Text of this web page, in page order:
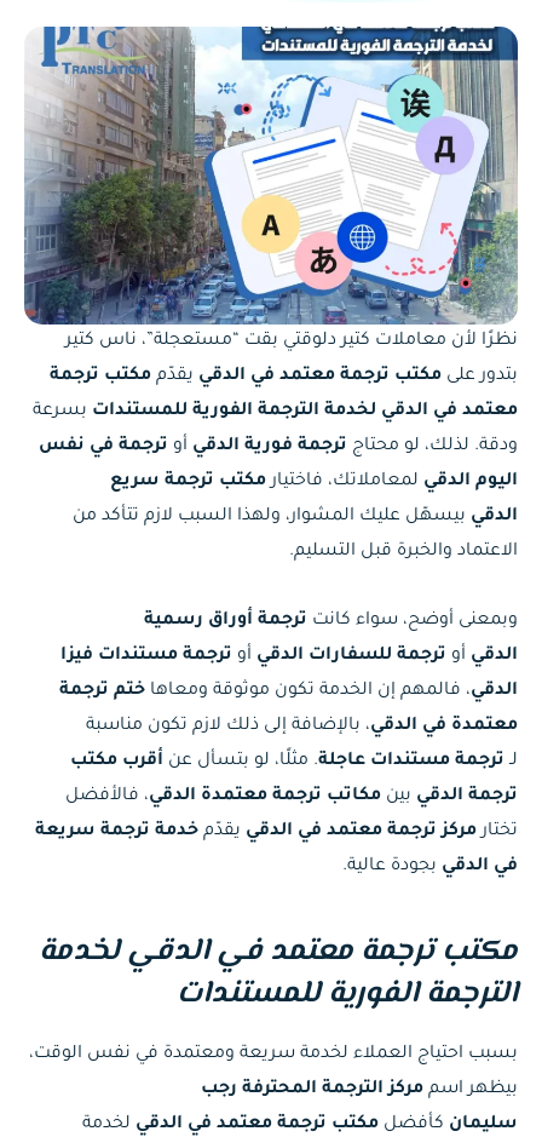
نظرًا لأن معاملات كتير دلوقتي بقت “مستعجلة”، ناس كتير
بتدور على مكتب ترجمة معتمد في الدقي يقدّم مكتب ترجمة
معتمد في الدقي لخدمة الترجمة الفورية للمستندات بسرعة
ودقة. لذلك، لو محتاج ترجمة فورية الدقي أو ترجمة في نفس
اليوم الدقي لمعاملاتك، فاختيارمكتب ترجمة سريع
الدقي بيسهّل عليك المشوار، ولهذا السبب لازم تتأكد من
الاعتماد والخبرة قبل التسليم.
وبمعنى أوضح، سواء كانت ترجمة أوراق رسمية
الدقي أو ترجمة للسفارات الدقي أو ترجمة مستندات فيزا
الدقي، فالمهم إن الخدمة تكون موثوقة ومعاها ختم ترجمة
معتمدة في الدقي، بالإضافة إلى ذلك لازم تكون مناسبة
لـ ترجمة مستندات عاجلة. مثلًا، لو بتسأل عن أقرب مكتب
ترجمة الدقي بين مكاتب ترجمة معتمدة الدقي، فالأفضل
تختارمركز ترجمة معتمد في الدقي يقدّم خدمة ترجمة سريعة
في الدقي بجودة عالية.
مكتب ترجمة معتمد في الدقي لخدمة
الترجمة الفورية للمستندات
بسبب احتياج العملاء لخدمة سريعة ومعتمدة في نفس الوقت،
بيظهر اسم مركز الترجمة المحترفة رجب
سليمان كأفضل مكتب ترجمة معتمد في الدقي لخدمة